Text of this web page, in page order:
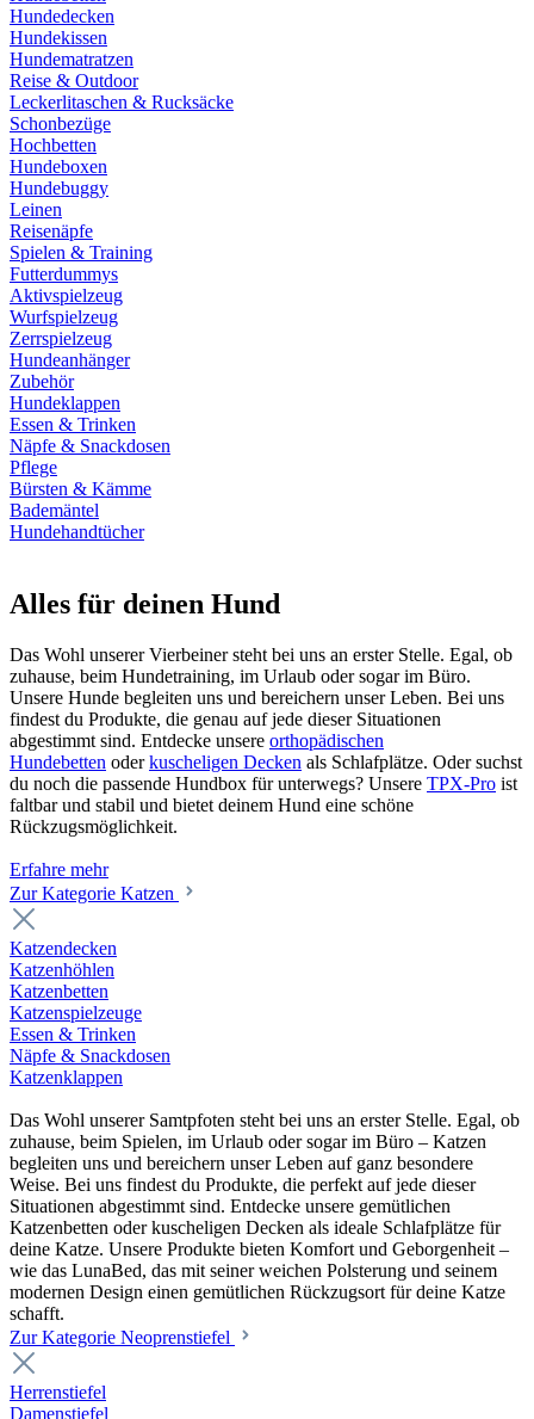
Hundedecken
Hundekissen
Hundematratzen
Reise & Outdoor
Leckerlitaschen & Rucksäcke
Schonbezüge
Hochbetten
Hundeboxen
Hundebuggy
Leinen
Reisenäpfe
Spielen & Training
Futterdummys
Aktivspielzeug
Wurfspielzeug
Zerrspielzeug
Hundeanhänger
Zubehör
Hundeklappen
Essen & Trinken
Näpfe & Snackdosen
Pflege
Bürsten & Kämme
Bademäntel
Hundehandtücher
Alles für deinen Hund
Das Wohl unserer Vierbeiner steht bei uns an erster Stelle. Egal, ob
zuhause, beim Hundetraining, im Urlaub oder sogar im Büro.
Unsere Hunde begleiten uns und bereichern unser Leben. Bei uns
findest du Produkte, die genau auf jede dieser Situationen
abgestimmt sind. Entdecke unsere orthopädischen
Hundebetten oderkuscheligen Decken als Schlafplätze. Oder suchst
du noch die passende Hundbox für unterwegs? Unsere TPX-Pro ist
faltbar und stabil und bietet deinem Hund eine schöne
Rückzugsmöglichkeit.
Erfahre mehr
Zur Kategorie Katzen
Katzendecken
Katzenhöhlen
Katzenbetten
Katzenspielzeuge
Essen & Trinken
Näpfe & Snackdosen
Katzenklappen
Das Wohl unserer Samtpfoten steht bei uns an erster Stelle. Egal, ob
zuhause, beim Spielen, im Urlaub oder sogar im Büro – Katzen
begleiten uns und bereichern unser Leben auf ganz besondere
Weise. Bei uns findest du Produkte, die perfekt auf jede dieser
Situationen abgestimmt sind. Entdecke unsere gemütlichen
Katzenbetten oder kuscheligen Decken als ideale Schlafplätze für
deine Katze. Unsere Produkte bieten Komfort und Geborgenheit –
wie das LunaBed, das mit seiner weichen Polsterung und seinem
modernen Design einen gemütlichen Rückzugsort für deine Katze
schafft.
Zur Kategorie Neoprenstiefel
Herrenstiefel
Damenstiefel